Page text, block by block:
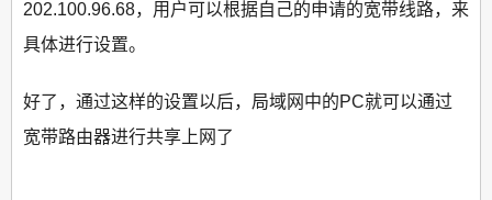
202.100.96.68，用户可以根据自己的申请的宽带线路，来
具体进行设置。
好了，通过这样的设置以后，局域网中的PC就可以通过
宽带路由器进行共享上网了